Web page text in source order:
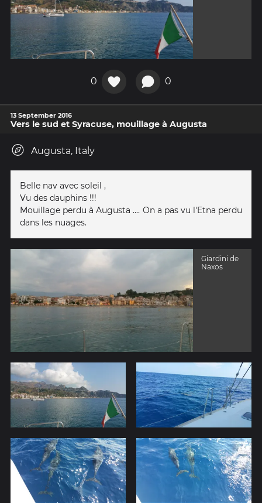
0 0
13 September 2016
Vers le sud et Syracuse, mouillage à Augusta
Augusta, Italy
Belle nav avec soleil ,
Vu des dauphins !!!
Mouillage perdu à Augusta .... On a pas vu l'Etna perdu
dans les nuages.
Giardini de
Naxos